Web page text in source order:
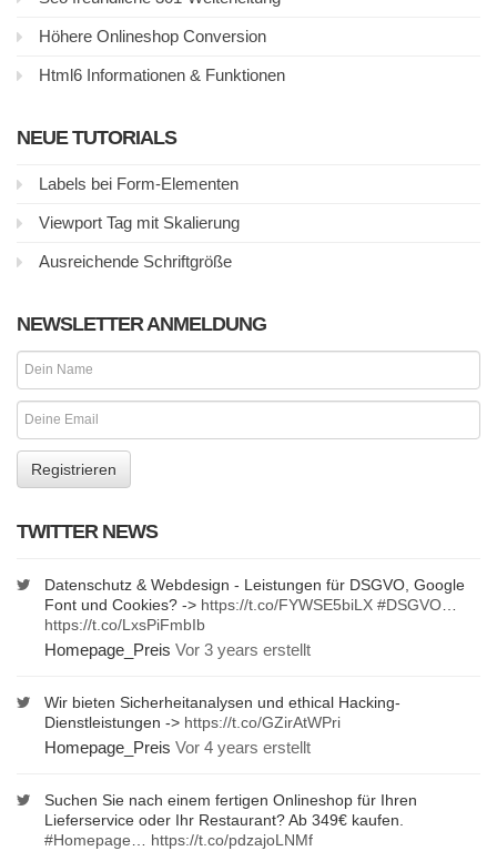
Höhere Onlineshop Conversion
Html6 Informationen & Funktionen
NEUE TUTORIALS
Labels bei Form-Elementen
Viewport Tag mit Skalierung
Ausreichende Schriftgröße
NEWSLETTER ANMELDUNG
TWITTER NEWS
Datenschutz & Webdesign - Leistungen für DSGVO, Google
Font und Cookies? -> https://t.co/FYWSE5biLX #DSGVO
https://t.co/LxsPiFmbIb
Homepage_Preis Vor 3 years erstellt
Wir bieten Sicherheitanalysen und ethical Hacking-
Dienstleistungen -> https://t.co/GZirAtWPri
Homepage_Preis Vor 4 years erstellt
Suchen Sie nach einem fertigen Onlineshop für Ihren
Lieferservice oder Ihr Restaurant? Ab 349€ kaufen.
#Homepage
https://t.co/pdzajoLNMf